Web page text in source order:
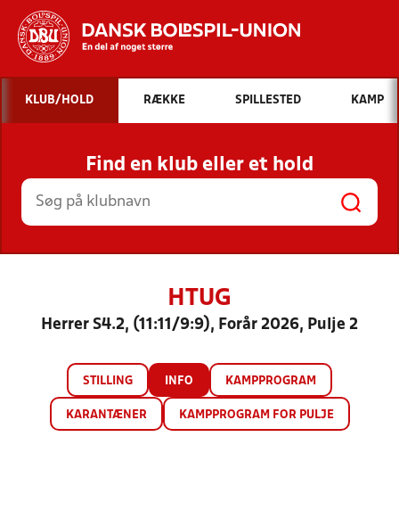
Hvad vil du søge efter?
INDHOLD OG NYHEDER
STILLINGER, RESULTATER, KLUBBER OG
HOLD
KLUB/HOLD RÆKKE SPILLESTED KAMP
Find en klub eller et hold
HTUG
Herrer S4.2, (11:11/9:9), Forår 2026, Pulje 2
STILLING INFO KAMPPROGRAM
KARANTÆNER KAMPPROGRAM FOR PULJE